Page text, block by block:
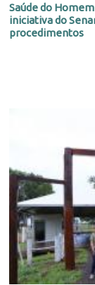
Saúde do
iniciativa do
procedimentos